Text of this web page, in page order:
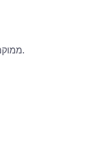
ממוקמת בהמפשייר עם טווח פעילות רחב יותר.